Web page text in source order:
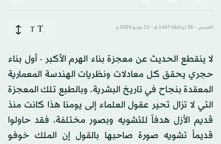
الخميس - 26 ذو الحِجّة 1447 هـ - 11 يونيو 2026 م T
T
لا ينقطع الحديث عن معجزة بناء الهرم الأكبر - أول بناء
حجري يحقق كل معادلات ونظريات الهندسة المعمارية
المعقدة بنجاح في تاريخ البشرية. وبالطبع تلك المعجزة
التي لا تزال تحير عقول العلماء إلى يومنا هذا كانت منذ
قديم الأزل هدفاً للتشويه وبصور مختلفة، فقد حاولوا
قديماً تشويه صورة صاحبها بالقول إن الملك خوفو